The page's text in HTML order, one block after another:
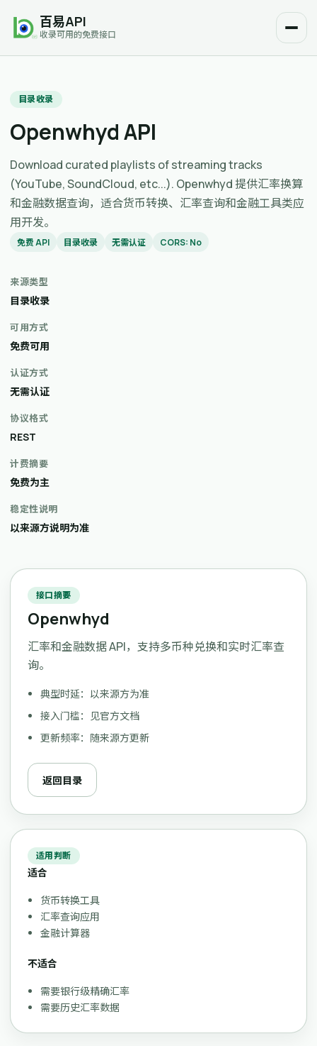
百易API
收录可用的免费接口
目录收录
Openwhyd API
Download curated playlists of streaming tracks
(YouTube, SoundCloud, etc...). Openwhyd 提供汇率换算
和金融数据查询，适合货币转换、汇率查询和金融工具类应
用开发。
免费 API 目录收录 无需认证 CORS: No
来源类型
目录收录
可用方式
免费可用
认证方式
无需认证
协议格式
REST
计费摘要
免费为主
稳定性说明
以来源方说明为准
接口摘要
Openwhyd
汇率和金融数据 API，支持多币种兑换和实时汇率查
询。
典型时延：以来源方为准
接入门槛：见官方文档
更新频率：随来源方更新
返回目录
适用判断
适合
货币转换工具
汇率查询应用
金融计算器
不适合
需要银行级精确汇率
需要历史汇率数据